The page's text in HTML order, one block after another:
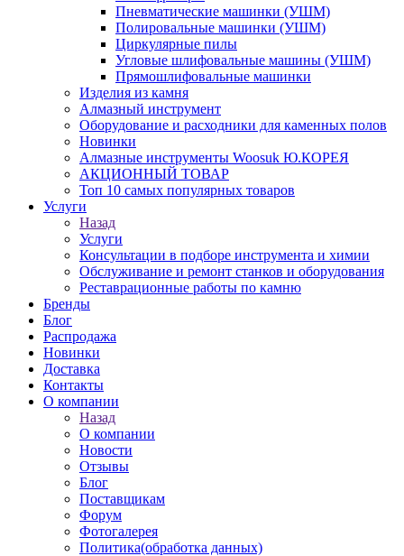
Пневматические машинки (УШМ)
Полировальные машинки (УШМ)
Циркулярные пилы
Угловые шлифовальные машины (УШМ)
Прямошлифовальные машинки
Изделия из камня
Алмазный инструмент
Оборудование и расходники для каменных полов
Новинки
Алмазные инструменты Woosuk Ю.КОРЕЯ
АКЦИОННЫЙ ТОВАР
Топ 10 самых популярных товаров
Услуги
Назад
Услуги
Консультации в подборе инструмента и химии
Обслуживание и ремонт станков и оборудования
Реставрационные работы по камню
Бренды
Блог
Распродажа
Новинки
Доставка
Контакты
О компании
Назад
О компании
Новости
Отзывы
Блог
Поставщикам
Форум
Фотогалерея
Политика(обработка данных)